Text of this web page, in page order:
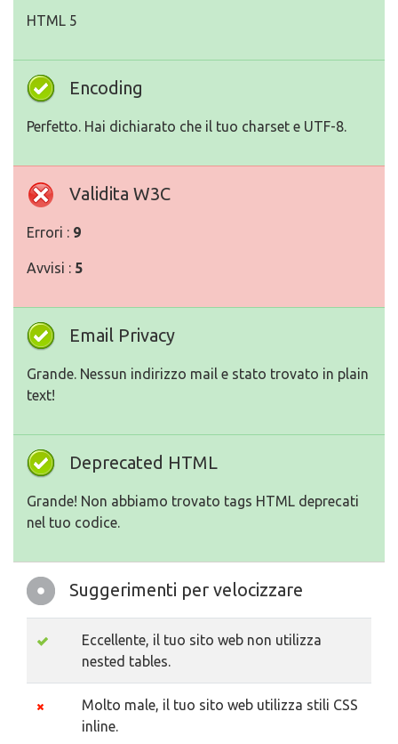
HTML 5
Encoding
Perfetto. Hai dichiarato che il tuo charset e UTF-8.
Validita W3C
Errori : 9
Avvisi : 5
Email Privacy
Grande. Nessun indirizzo mail e stato trovato in plain
text!
Deprecated HTML
Grande! Non abbiamo trovato tags HTML deprecati
nel tuo codice.
Suggerimenti per velocizzare
Eccellente, il tuo sito web non utilizza
nested tables.
Molto male, il tuo sito web utilizza stili CSS
inline.